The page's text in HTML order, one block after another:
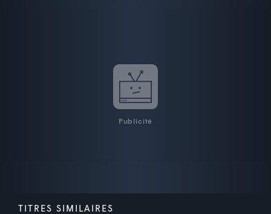
Publicité
TITRES SIMILAIRES